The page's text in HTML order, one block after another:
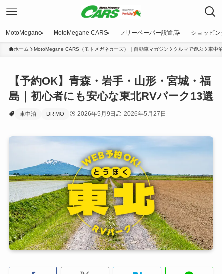
MotoMegane MotoMegane CARS フリーペーパー設置店 ショッピン
ホーム MotoMegane CARS（モトメガネカーズ）｜自動車マガジン クルマで遊ぶ 車中
【予約OK】青森・岩手・山形・宮城・福
島｜初心者にも安心な東北RVパーク13選
車中泊 DRIMO 2026年5月9日 2026年5月27日